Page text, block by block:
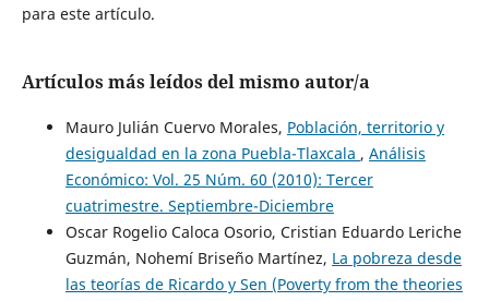
para este artículo.
Artículos más leídos del mismo autor/a
Mauro Julián Cuervo Morales, Población, territorio y
desigualdad en la zona Puebla-Tlaxcala , Análisis
Económico: Vol. 25 Núm. 60 (2010): Tercer
cuatrimestre. Septiembre-Diciembre
Oscar Rogelio Caloca Osorio, Cristian Eduardo Leriche
Guzmán, Nohemí Briseño Martínez, La pobreza desde
las teorías de Ricardo y Sen (Poverty from the theories